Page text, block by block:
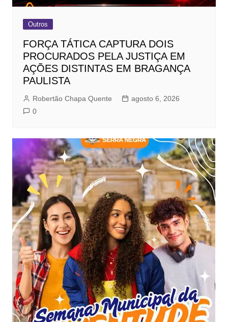
Outros
FORÇA TÁTICA CAPTURA DOIS
PROCURADOS PELA JUSTIÇA EM
AÇÕES DISTINTAS EM BRAGANÇA
PAULISTA
Robertão Chapa Quente
agosto 6, 2026
0